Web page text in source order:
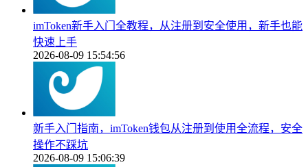
imToken新手入门全教程，从注册到安全使用，新手也能
快速上手
2026-08-09 15:54:56
新手入门指南，imToken钱包从注册到使用全流程，安全
操作不踩坑
2026-08-09 15:06:39